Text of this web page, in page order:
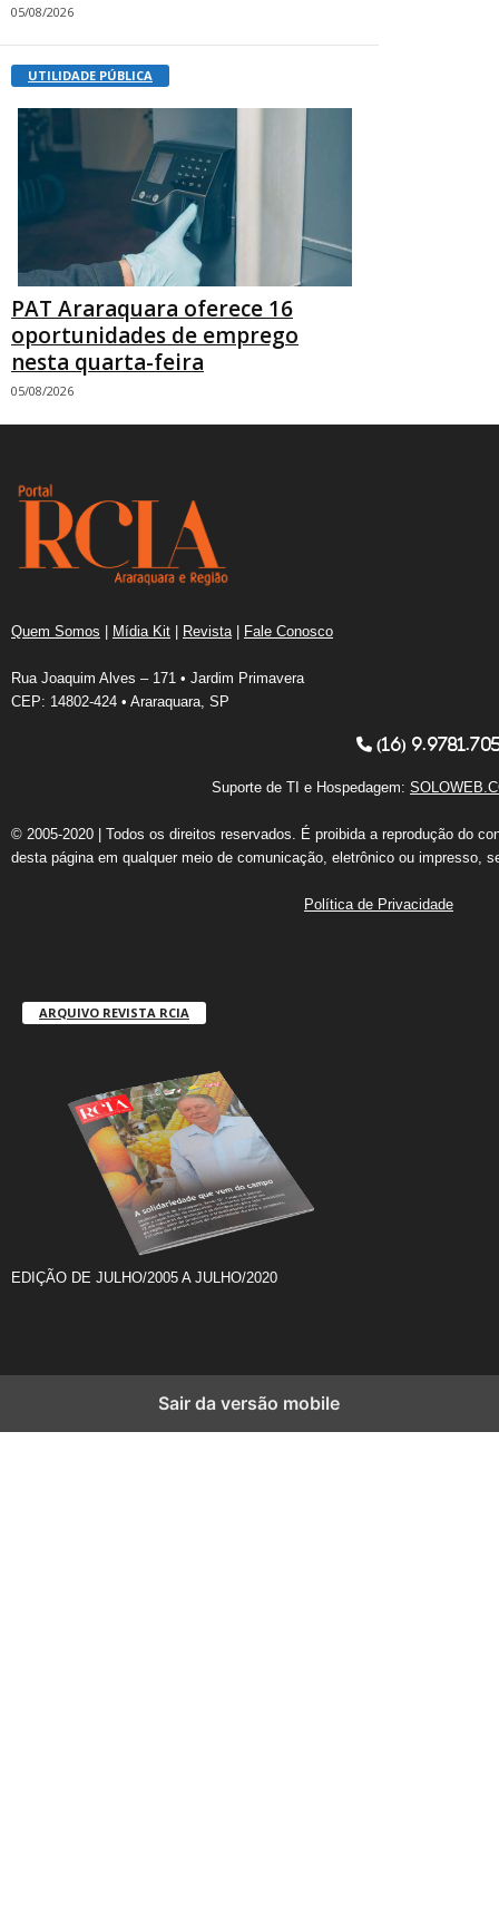
05/08/2026
UTILIDADE PÚBLICA
PAT Araraquara oferece 16
oportunidades de emprego
nesta quarta-feira
05/08/2026
Quem Somos | Mídia Kit | Revista | Fale Conosco
Rua Joaquim Alves – 171 • Jardim Primavera
CEP: 14802-424 • Araraquara, SP
(16)
Suporte de TI e Hospedagem:
© 2005-2020 | Todos os direitos reservados. É proibida a reprodução do
desta página em qualquer meio de comunicação, eletrônico ou impresso,
Política de Privacidade
ARQUIVO REVISTA RCIA
EDIÇÃO DE JULHO/2005 A JULHO/2020
Sair da versão mobile